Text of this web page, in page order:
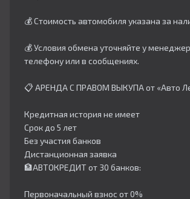
💰 Стоимость автомобиля указана за
💰 Условия обмена уточняйте у
телефону или в сообщениях.
📋 АРЕНДА С ПРАВОМ ВЫКУПА от «Авто
Кредитная история не имеет
Срок до 5 лет
Без участия банков
Дистанционная заявка
🏦АВТОКРЕДИТ от 30 банков:
Первоначальный взнос от 0%